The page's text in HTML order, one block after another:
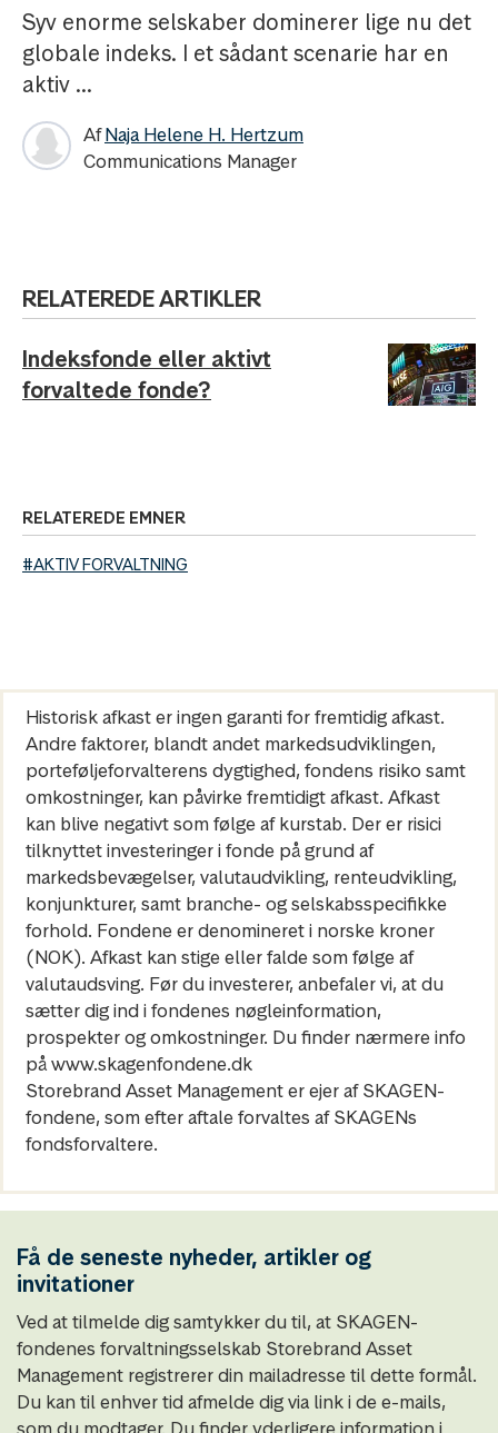
Syv enorme selskaber dominerer lige nu det
globale indeks. I et sådant scenarie har en
aktiv ...
AfNaja Helene H. Hertzum
Communications Manager
RELATEREDE ARTIKLER
Indeksfonde eller aktivt
forvaltede fonde?
RELATEREDE EMNER
#AKTIV FORVALTNING
Historisk afkast er ingen garanti for fremtidig afkast.
Andre faktorer, blandt andet markedsudviklingen,
porteføljeforvalterens dygtighed, fondens risiko samt
omkostninger, kan påvirke fremtidigt afkast. Afkast
kan blive negativt som følge af kurstab. Der er risici
tilknyttet investeringer i fonde på grund af
markedsbevægelser, valutaudvikling, renteudvikling,
konjunkturer, samt branche- og selskabsspecifikke
forhold. Fondene er denomineret i norske kroner
(NOK). Afkast kan stige eller falde som følge af
valutaudsving. Før du investerer, anbefaler vi, at du
sætter dig ind i fondenes nøgleinformation,
prospekter og omkostninger. Du finder nærmere info
på www.skagenfondene.dk
Storebrand Asset Management er ejer af SKAGEN-
fondene, som efter aftale forvaltes af SKAGENs
fondsforvaltere.
Få de seneste nyheder, artikler og
invitationer
Ved at tilmelde dig samtykker du til, at SKAGEN-
fondenes forvaltningsselskab Storebrand Asset
Management registrerer din mailadresse til dette formål.
Du kan til enhver tid afmelde dig via link i de e-mails,